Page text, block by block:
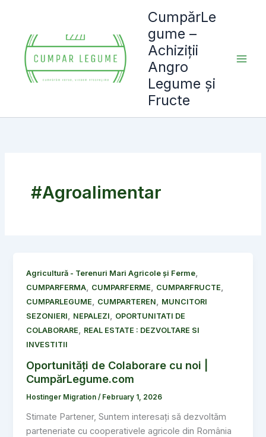
content
CumpărLe
gume –
Achiziții
Angro
Legume și
Fructe
#Agroalimentar
Agricultură - Terenuri Mari Agricole și Ferme,
CUMPARFERMA, CUMPARFERME, CUMPARFRUCTE,
CUMPARLEGUME, CUMPARTEREN, MUNCITORI
SEZONIERI, NEPALEZI, OPORTUNITATI DE
COLABORARE, REAL ESTATE : DEZVOLTARE SI
INVESTITII
Oportunități de Colaborare cu noi |
CumpărLegume.com
Hostinger Migration/ February 1, 2026
Stimate Partener, Suntem interesați să dezvoltăm
parteneriate cu cooperativele agricole din România